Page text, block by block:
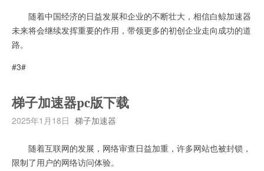
随着中国经济的日益发展和企业的不断壮大，相信白鲸加速器
未来将会继续发挥重要的作用，带领更多的初创企业走向成功的道
路。
#3#
梯子加速器pc版下载
2025年1月18日 梯子加速器
随着互联网的发展，网络审查日益加重，许多网站也被封锁，
限制了用户的网络访问体验。